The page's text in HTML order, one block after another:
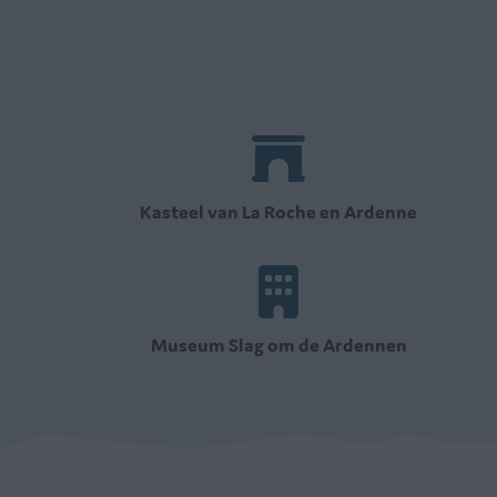
Kasteel van La Roche en Ardenne
Museum Slag om de Ardennen